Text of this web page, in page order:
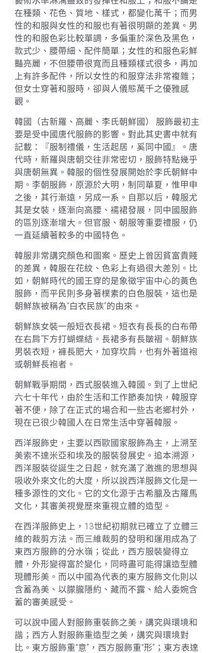
在種類、花色、質地、樣式，都變化萬千；而男
性的和服與女性的和服也有著很明顯的差異。男
性的和服色彩比較單調，多偏重於深色及黑色，
款式少、腰帶細、配件簡單；女性的和服色彩鮮
豔亮麗，不但腰帶很寬而且種類樣式很多，再加
上有許多配件，所以女性的和服穿法非常複雜；
但女士穿著和服時，卻與人儀態萬千之優雅感
觀。
韓國（古新羅、高麗、李氏朝鮮國） 服飾最初主
要是受中國唐代服飾的影響。對此其史書中就有
記載：『服制禮儀，生活起居，奚同中國』。唐
代時，新羅與唐朝交往非常密切，服飾特點幾乎
與唐朝無異。韓服的個性發展開始於李氏朝鮮中
期。李朝服飾，原源於大明，制同華夏，惟甲申
之後，其行漸遠，另成一系。自那以后，韓服尤
其是女裝，逐漸向高腰、襦裙發展，同中國服飾
的區別逐漸增大。但官服、朝服等重要禮服，仍
一直延續著較多的中國特色。
韓服非常講究顏色和圖案。歷史上曾因貧富貴賤
的差異，韓服在花紋、色彩上有過很大差別。比
如，朝鮮時代的國王穿的是象徵宇宙中心的黃色
服飾，而平民則多身著樸素的白色服裝，這也是
朝鮮族被稱為“白衣民族”的由來。
朝鮮族女裝一般短衣長裙。短衣有長長的白布帶
在右肩下方打蝴蝶結。長裙多有長皺褶。朝鮮族
男裝衣短，褲長肥大，加穿坎肩，也有外著道袍
或朝鮮長袍者。
朝鮮戰爭期間，西式服裝進入韓國。到了上世紀
六七十年代，由於生活和工作節奏加快，韓服穿
著不便，除了在正式的場合和一些古老鄉村外，
現在已很少韓國人在日常生活中穿著韓服。
西洋服飾史，主要以西歐國家服飾為主，上溯至
美索不達米亞和埃及的服裝發展史。追本溯源，
西洋服裝從誕生之日起，就充滿了激進的思想與
吸收外來文化的大度，所以說西洋服飾文化是一
種多源性的文化。它的文化源于古希臘及古羅馬
文化，其審美視覺歷來重視立體的造型。
在西洋服飾史上，13世紀初期就已確立了立體三
維的裁剪方法。而三維裁剪的發明和運用成為了
東西方服飾的分水嶺；從此，西方服裝變得立
體，外形變得富於變化，同時盡可能得讓造型體
現體形美。而以中國為代表的東方服飾文化則以
含蓄為美、以朦朧隱約、藏而不露、給人委婉含
蓄的審美感受。
可以說中國人對服飾重裝飾之美，講究與環境和
諧；西方人對服飾重造型之美，講究與環境對
比。東方服飾重“意”，西方服飾重“形”；東方表達